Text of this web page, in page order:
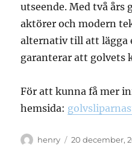
utseende. Med två års
aktörer och modern
alternativ till att lägga
garanterar att golvets
För att kunna få mer
hemsida:
Författare
henry
Publicerat
20 december,